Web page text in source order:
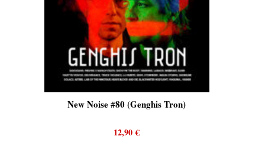
New Noise #80 (Genghis Tron)